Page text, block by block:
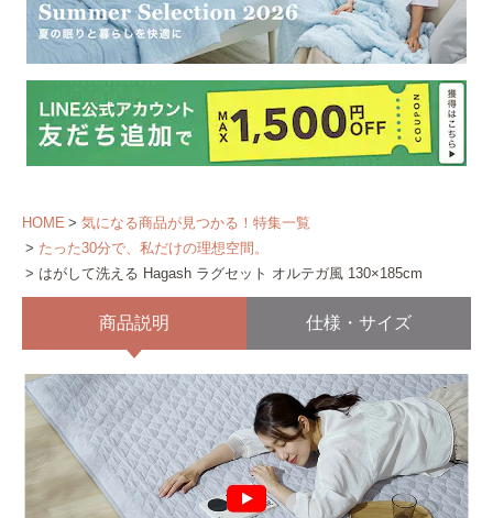
HOME
気になる商品が見つかる！特集一覧
たった30分で、私だけの理想空間。
はがして洗える Hagash ラグセット オルテガ風 130×185cm
商品説明 仕様・サイズ